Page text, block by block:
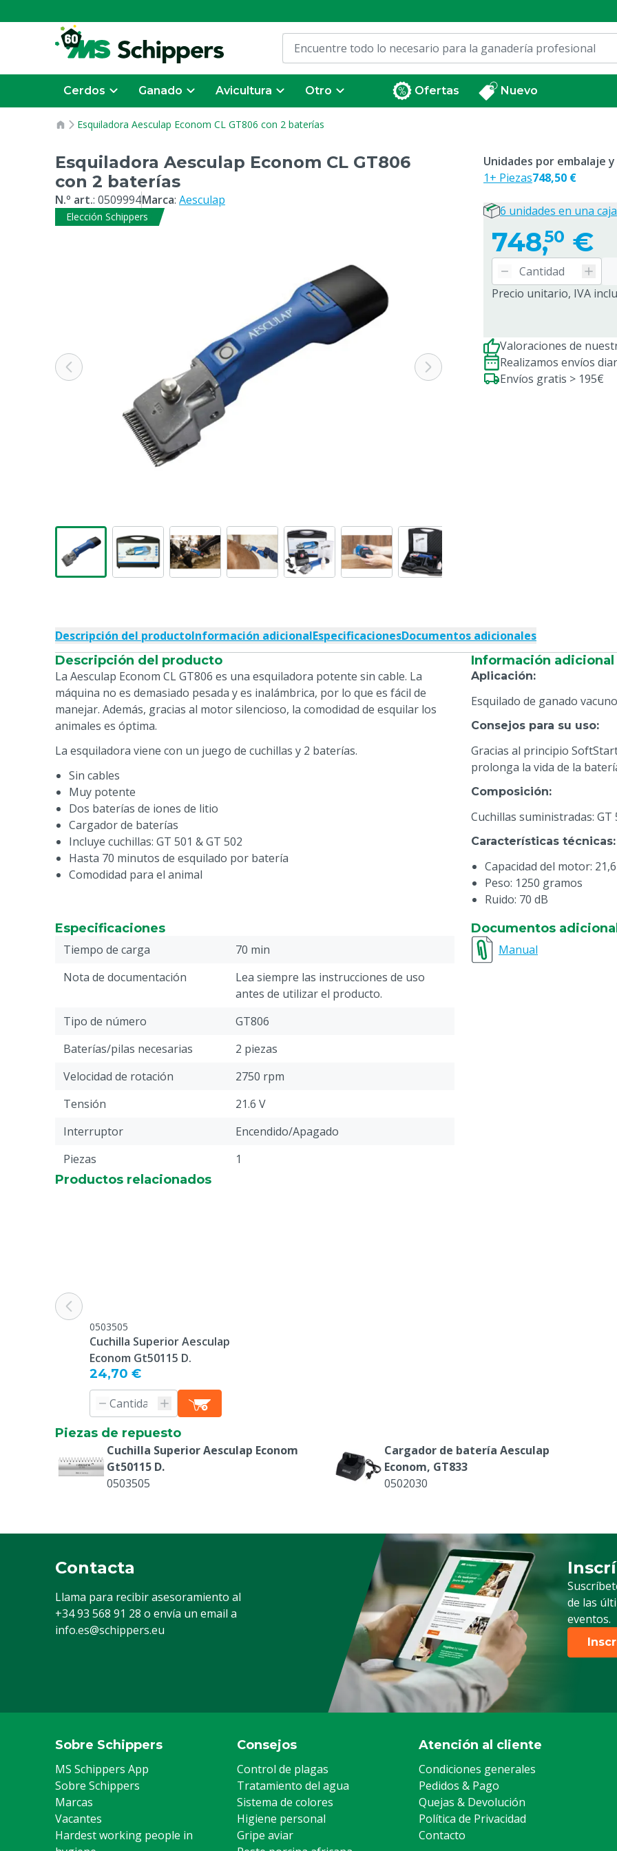
Cerdos Ganado Avicultura Otro Ofertas Nuevo
Esquiladora Aesculap Econom CL GT806 con 2 baterías
Esquiladora Aesculap Econom CL GT806
con 2 baterías
N.º art.: 0509994Marca: Aesculap
Elección Schippers
748,50 €
Precio unitario, IVA
Unidades por embalaje
1+ Piezas748,50 €
6 unidades en una caja
Valoraciones de
Realizamos envíos
Envíos gratis > 195€
Descripción del productoInformación adicionalEspecificacionesDocumentos adicionales
Descripción del producto
La Aesculap Econom CL GT806 es una esquiladora potente sin cable. La
máquina no es demasiado pesada y es inalámbrica, por lo que es fácil de
manejar. Además, gracias al motor silencioso, la comodidad de esquilar los
animales es óptima.
La esquiladora viene con un juego de cuchillas y 2 baterías.
Sin cables
Muy potente
Dos baterías de iones de litio
Cargador de baterías
Incluye cuchillas: GT 501 & GT 502
Hasta 70 minutos de esquilado por batería
Comodidad para el animal
Información adicional
Aplicación:
Esquilado de ganado vacuno
Consejos para su uso:
Gracias al principio
prolonga la vida de la
Composición:
Cuchillas suministradas: GT
Características técnicas:
Capacidad del motor:
Peso: 1250 gramos
Ruido: 70 dB
Tiempo de carga batería:
Duración batería: aprox.
Especificaciones
Tiempo de carga
70 min
Nota de documentación
Lea siempre las instrucciones de uso
antes de utilizar el producto.
Tipo de número
GT806
Baterías/pilas necesarias
2 piezas
Velocidad de rotación
2750 rpm
Tensión
21.6 V
Interruptor
Encendido/Apagado
Piezas
1
Cuchilla inferior
Especie animal
Cuchilla superior
Conducir
Baterías/pilas incluidas
Documentos
Manual
Productos relacionados
0503505
Cuchilla Superior Aesculap
Econom Gt50115 D.
24,70 €
Piezas de repuesto
Cuchilla Superior Aesculap Econom
Gt50115 D.
0503505
Cargador de batería Aesculap
Econom, GT833
0502030
Contacta
Llama para recibir asesoramiento al
+34 93 568 91 28 o envía un email a
info.es@schippers.eu
de las
eventos.
Sobre Schippers
MS Schippers App
Sobre Schippers
Marcas
Vacantes
Hardest working people in
Consejos
Control de plagas
Tratamiento del agua
Sistema de colores
Higiene personal
Gripe aviar
Atención al cliente
Condiciones generales
Pedidos & Pago
Quejas & Devolución
Política de Privacidad
Contacto